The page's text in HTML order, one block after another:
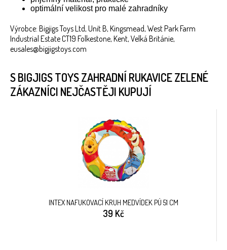
optimální velikost pro malé zahradníky
Výrobce: Bigjigs Toys Ltd, Unit B, Kingsmead, West Park Farm
Industrial Estate CT19 Folkestone, Kent, Velká Británie,
eusales@bigjigstoys.com
S BIGJIGS TOYS ZAHRADNÍ RUKAVICE ZELENÉ
ZÁKAZNÍCI NEJČASTĚJI KUPUJÍ
INTEX NAFUKOVACÍ KRUH MEDVÍDEK PÚ 51 CM
39 Kč